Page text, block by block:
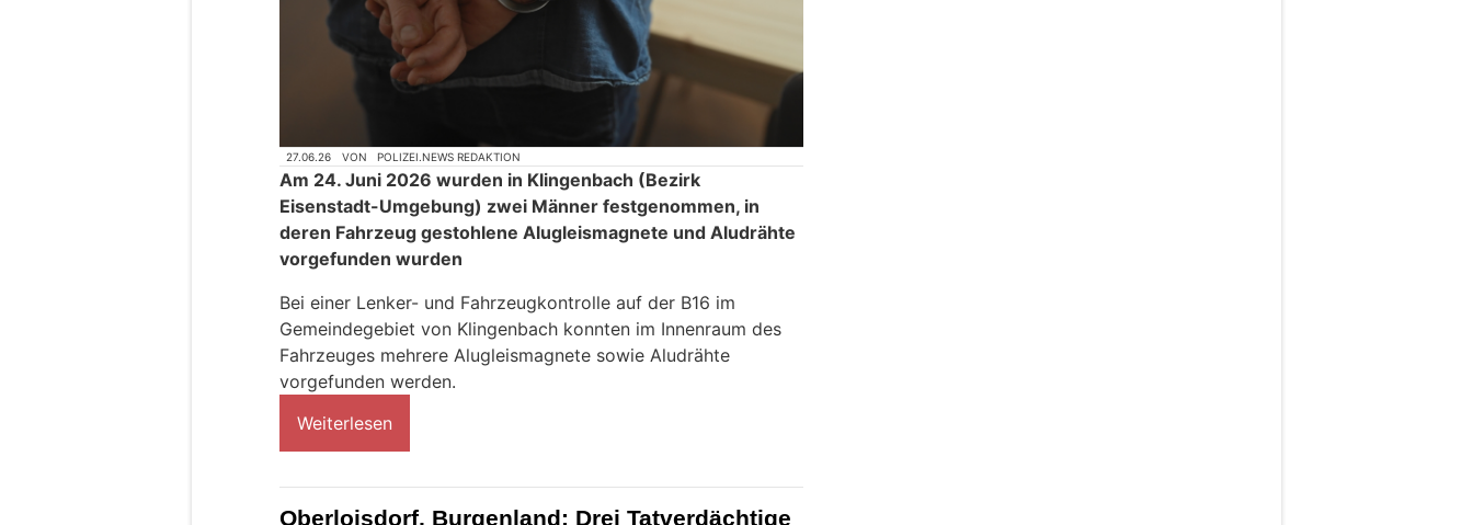
27.06.26 VON POLIZEI.NEWS REDAKTION
Am 24. Juni 2026 wurden in Klingenbach (Bezirk
Eisenstadt-Umgebung) zwei Männer festgenommen, in
deren Fahrzeug gestohlene Alugleismagnete und Aludrähte
vorgefunden wurden
Bei einer Lenker- und Fahrzeugkontrolle auf der B16 im
Gemeindegebiet von Klingenbach konnten im Innenraum des
Fahrzeuges mehrere Alugleismagnete sowie Aludrähte
vorgefunden werden.
Weiterlesen
Oberloisdorf, Burgenland: Drei Tatverdächtige